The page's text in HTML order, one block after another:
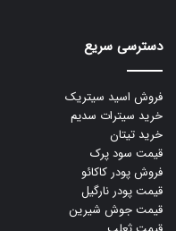
دسترسی سریع
فروش اسید سیتریک
خرید سیترات سدیم
خرید تیتان
قیمت سود پرک
فروش پودر کاکائو
قیمت پودر نارگیل
قیمت جوش شیرین